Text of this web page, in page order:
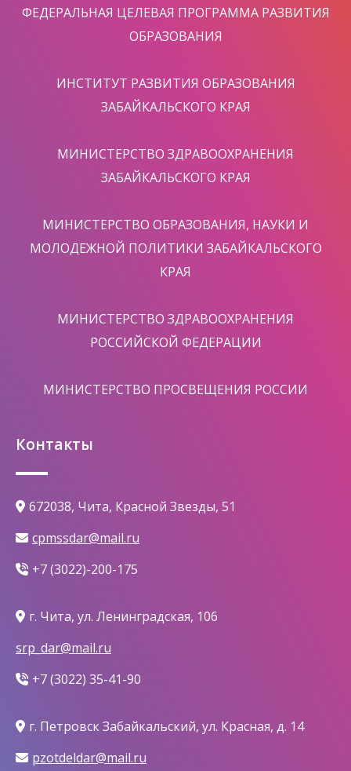
ФЕДЕРАЛЬНАЯ ЦЕЛЕВАЯ ПРОГРАММА РАЗВИТИЯ
ОБРАЗОВАНИЯ
ИНСТИТУТ РАЗВИТИЯ ОБРАЗОВАНИЯ
ЗАБАЙКАЛЬСКОГО КРАЯ
МИНИСТЕРСТВО ЗДРАВООХРАНЕНИЯ
ЗАБАЙКАЛЬСКОГО КРАЯ
МИНИСТЕРСТВО ОБРАЗОВАНИЯ, НАУКИ И
МОЛОДЕЖНОЙ ПОЛИТИКИ ЗАБАЙКАЛЬСКОГО
КРАЯ
МИНИСТЕРСТВО ЗДРАВООХРАНЕНИЯ
РОССИЙСКОЙ ФЕДЕРАЦИИ
МИНИСТЕРСТВО ПРОСВЕЩЕНИЯ РОССИИ
Контакты
672038, Чита, Красной Звезды, 51
cpmssdar@mail.ru
+7 (3022)-200-175
г. Чита, ул. Ленинградская, 106
srp_dar@mail.ru
+7 (3022) 35-41-90
г. Петровск Забайкальский, ул. Красная, д. 14
pzotdeldar@mail.ru